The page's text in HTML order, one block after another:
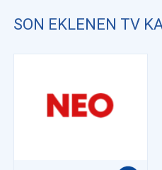
SON EKLENEN TV